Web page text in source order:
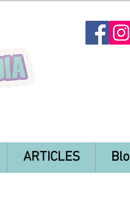
ARTICLES